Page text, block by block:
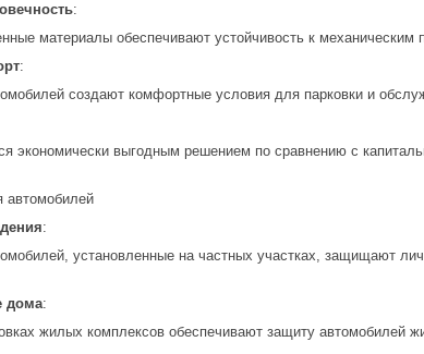
:
материалы обеспечивают устойчивость к механическим
:
создают комфортные условия для парковки и
экономически выгодным решением по сравнению с
автомобилей
:
установленные на частных участках, защищают
дома:
жилых комплексов обеспечивают защиту автомобилей